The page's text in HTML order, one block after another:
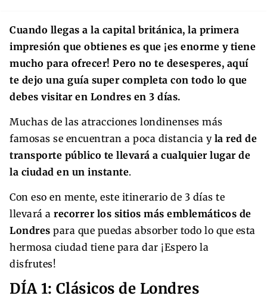
Cuando llegas a la capital británica, la primera
impresión que obtienes es que ¡es enorme y tiene
mucho para ofrecer! Pero no te desesperes, aquí
te dejo una guía super completa con todo lo que
debes visitar en Londres en 3 días.
Muchas de las atracciones londinenses más
famosas se encuentran a poca distancia y la red de
transporte público te llevará a cualquier lugar de
la ciudad en un instante.
Con eso en mente, este itinerario de 3 días te
llevará a recorrer los sitios más emblemáticos de
Londres para que puedas absorber todo lo que esta
hermosa ciudad tiene para dar ¡Espero la
disfrutes!
DÍA 1: Clásicos de Londres